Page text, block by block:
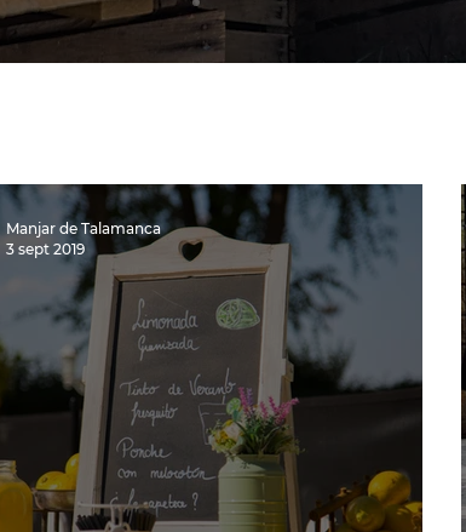
Manjar de Talamanca
3 sept 2019